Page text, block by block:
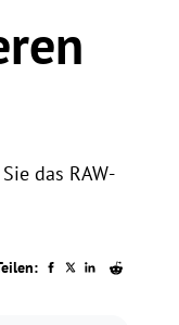
das RAW-